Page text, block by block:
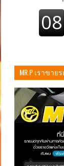
MR.P เราขา